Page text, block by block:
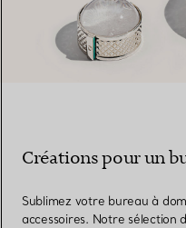
Créations pour un
Sublimez votre bureau à
accessoires. Notre sélection